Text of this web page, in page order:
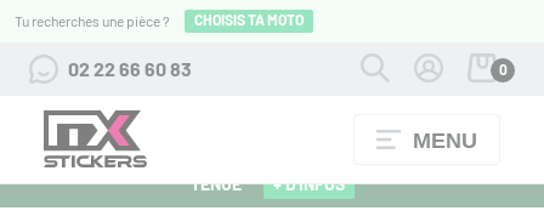
Tu recherches une pièce ? CHOISIS TA MOTO
02 22 66 60 83 0
MENU
ALPINESTARS 27 : FLOCAGE OFFERT POUR L'ACHAT D'UNE
TENUE
+ D'INFOS